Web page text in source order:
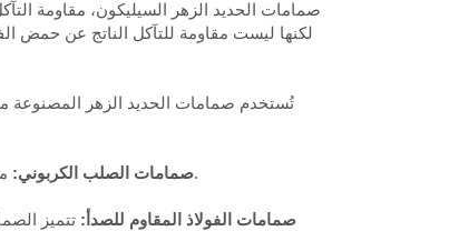
لكنها ليست مقاومة للتآكل الناتج عن حمض
2، صمامات الصلب الكربوني:مقاومة التآكل للصمامات المصنوعة من الصلب الكربوني والحديد الزهر الرمادي متشابهة، وهي أدنى قليلاً من الحديد الزهر الرمادي.
3، صمامات الفولاذ المقاوم للصدأ: تتميز